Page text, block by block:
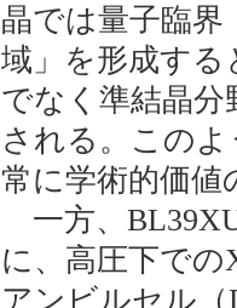
晶では量子臨界
域」を形成する
でなく準結晶
される。この
常に学術的価値
一方、
に、高圧下で
アンビルセル